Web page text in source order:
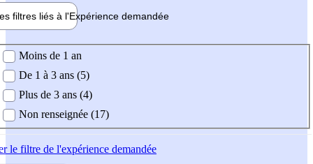
filtres liés à l'Expérience demandée
demandée
Moins de 1 an
De 1 à 3 ans (5)
Plus de 3 ans (4)
Non renseignée (17)
le filtre de l'expérience demandée